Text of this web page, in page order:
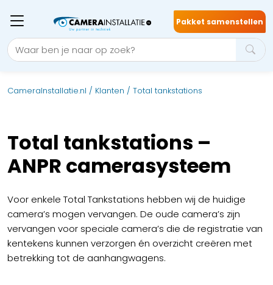
Pakket samenstellen
CameraInstallatie.nl / Klanten / Total tankstations
Total tankstations –
ANPR camerasysteem
Voor enkele Total Tankstations hebben wij de huidige
camera’s mogen vervangen. De oude camera’s zijn
vervangen voor speciale camera’s die de registratie van
kentekens kunnen verzorgen én overzicht creëren met
betrekking tot de aanhangwagens.